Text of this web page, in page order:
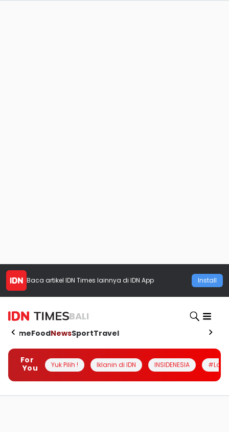
Baca artikel IDN Times lainnya di IDN App Install
BALI
HomeFoodNewsSportTravel
For
You
Yuk Pilih ! Iklanin di IDN INSIDENESIA